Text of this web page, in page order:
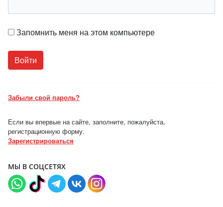
Запомнить меня на этом компьютере
Забыли свой пароль?
Если вы впервые на сайте, заполните, пожалуйста,
регистрационную форму.
Зарегистрироваться
МЫ В СОЦСЕТЯХ